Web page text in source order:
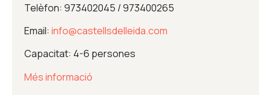
Telèfon: 973402045 / 973400265
Email: info@castellsdelleida.com
Capacitat: 4-6 persones
Més informació